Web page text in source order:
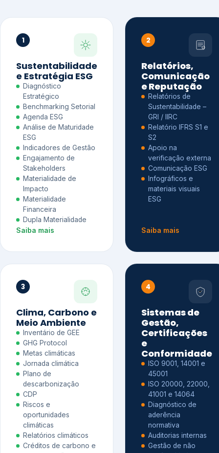
1
Sustentabilidade
e Estratégia ESG
Diagnóstico
Estratégico
Benchmarking Setorial
Agenda ESG
Análise de Maturidade
ESG
Indicadores de Gestão
Engajamento de
Stakeholders
Materialidade de
Impacto
Materialidade
Financeira
Dupla Materialidade
Saiba mais
2
Relatórios,
Comunicação
e Reputação
Relatórios de
Sustentabilidade –
GRI / IIRC
Relatório IFRS S1 e
S2
Apoio na
verificação externa
Comunicação ESG
Infográficos e
materiais visuais
ESG
Saiba mais
3
Clima, Carbono e
Meio Ambiente
Inventário de GEE
GHG Protocol
Metas climáticas
Jornada climática
Plano de
descarbonização
CDP
Riscos e
oportunidades
climáticas
Relatórios climáticos
Créditos de carbono e
4
Sistemas de
Gestão,
Certificações
e
Conformidade
ISO 9001, 14001 e
45001
ISO 20000, 22000,
41001 e 14064
Diagnóstico de
aderência
normativa
Auditorias internas
Gestão de não